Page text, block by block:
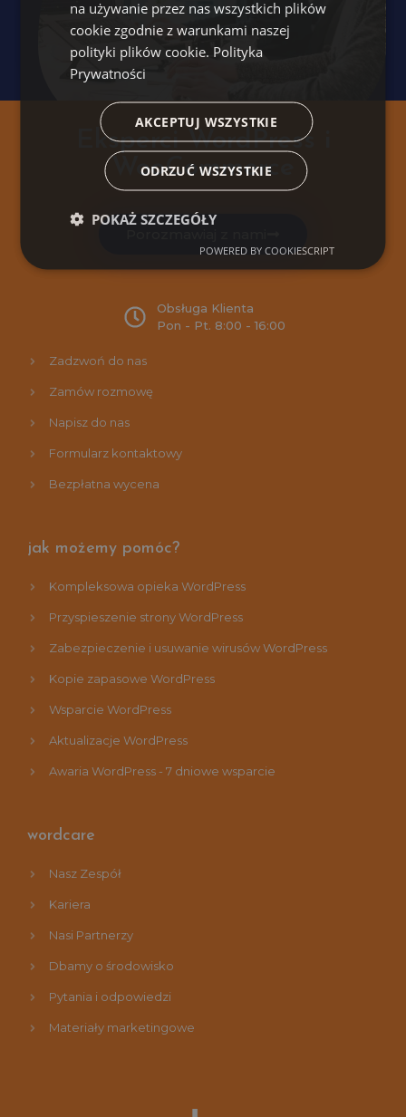
Eksperci WordPress i
WooCommerce
Obsługa Klienta
Pon - Pt. 8:00 - 16:00
Zadzwoń do nas
Zamów rozmowę
Napisz do nas
Formularz kontaktowy
Bezpłatna wycena
jak możemy pomóc?
Kompleksowa opieka WordPress
Przyspieszenie strony WordPress
Zabezpieczenie i usuwanie wirusów WordPress
Kopie zapasowe WordPress
Wsparcie WordPress
Aktualizacje WordPress
Awaria WordPress - 7 dniowe wsparcie
wordcare
Nasz Zespół
Kariera
Nasi Partnerzy
Dbamy o środowisko
Pytania i odpowiedzi
Materiały marketingowe
na używanie przez nas wszystkich plików
cookie zgodnie z warunkami naszej
polityki plików cookie. Polityka
Prywatności
AKCEPTUJ WSZYSTKIE
ODRZUĆ WSZYSTKIE
POKAŻ SZCZEGÓŁY
POWERED BY COOKIESCRIPT